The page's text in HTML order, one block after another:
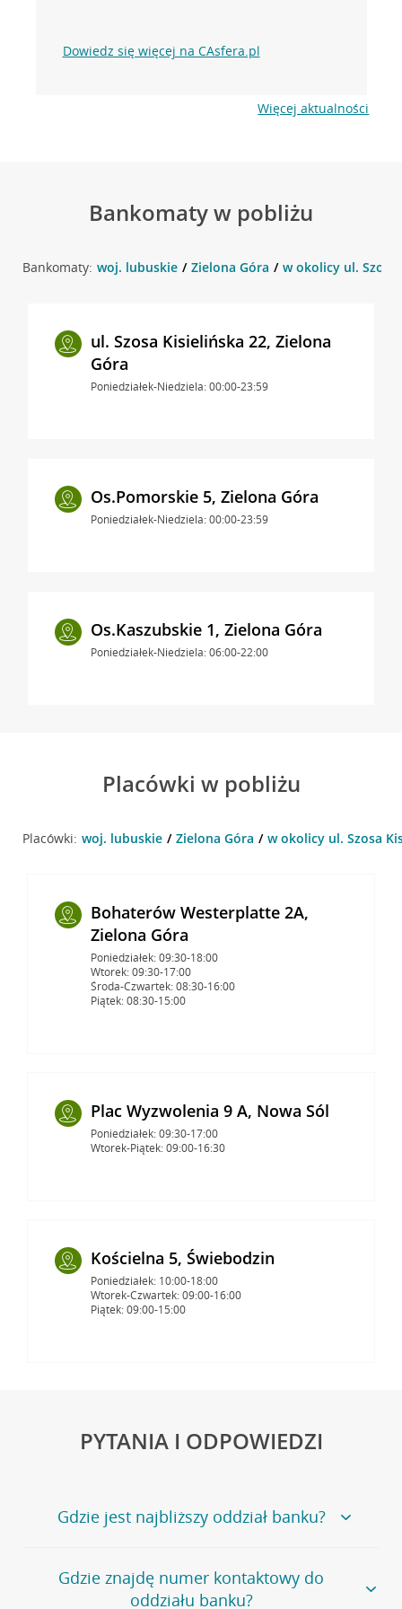
Dowiedz się więcej na CAsfera.pl
Więcej aktualności
Bankomaty w pobliżu
Bankomaty: woj. lubuskie Zielona Góra w okolicy ul.
ul. Szosa Kisielińska 22, Zielona
Góra
Poniedziałek-Niedziela: 00:00-23:59
Os.Pomorskie 5, Zielona Góra
Poniedziałek-Niedziela: 00:00-23:59
Os.Kaszubskie 1, Zielona Góra
Poniedziałek-Niedziela: 06:00-22:00
Placówki w pobliżu
Placówki: woj. lubuskie Zielona Góra w okolicy ul. Szosa
Bohaterów Westerplatte 2A,
Zielona Góra
Poniedziałek: 09:30-18:00
Wtorek: 09:30-17:00
Środa-Czwartek: 08:30-16:00
Piątek: 08:30-15:00
Plac Wyzwolenia 9 A, Nowa Sól
Poniedziałek: 09:30-17:00
Wtorek-Piątek: 09:00-16:30
Kościelna 5, Świebodzin
Poniedziałek: 10:00-18:00
Wtorek-Czwartek: 09:00-16:00
Piątek: 09:00-15:00
PYTANIA I ODPOWIEDZI
Gdzie jest najbliższy oddział banku?
Jeśli szukasz oddziału naszego banku, zapraszamy na
stronęPlacówki i bankomaty, na której znajduje się
wygodna wyszukiwarka.
Gdzie znajdę numer kontaktowy do
oddziału banku?